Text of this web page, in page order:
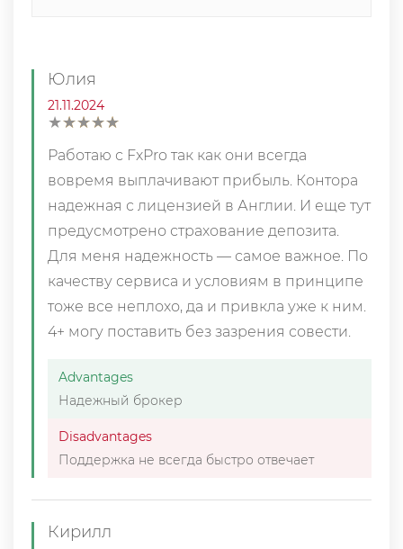
Юлия
21.11.2024
★★
★★
★★
★★
★
Работаю с FxPro так как они всегда
вовремя выплачивают прибыль. Контора
надежная с лицензией в Англии. И еще тут
предусмотрено страхование депозита.
Для меня надежность — самое важное. По
качеству сервиса и условиям в принципе
тоже все неплохо, да и привкла уже к ним.
4+ могу поставить без зазрения совести.
Advantages
Надежный брокер
Disadvantages
Поддержка не всегда быстро отвечает
Кирилл